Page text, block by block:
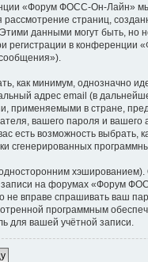
«Форум ФОСС-Он-Лайн»
рассмотрение страниц,
данными могут быть,
регистрации в
как минимум, однозначно
адрес email (в
применяемыми в стране,
вашего пароля и
возможность выбрать,
сгенерированных
хэшированием).
записи на форумах «Форум
не вправе спрашивать ваш
программным
для вашей учётной записи.